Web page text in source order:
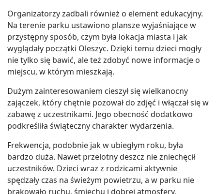
Organizatorzy zadbali również o element edukacyjny.
Na terenie parku ustawiono plansze wyjaśniające w
przystępny sposób, czym była lokacja miasta i jak
wyglądały początki Oleszyc. Dzięki temu dzieci mogły
nie tylko się bawić, ale też zdobyć nowe informacje o
miejscu, w którym mieszkają.
Dużym zainteresowaniem cieszył się wielkanocny
zajączek, który chętnie pozował do zdjęć i włączał się w
zabawę z uczestnikami. Jego obecność dodatkowo
podkreśliła świąteczny charakter wydarzenia.
Frekwencja, podobnie jak w ubiegłym roku, była
bardzo duża. Nawet przelotny deszcz nie zniechęcił
uczestników. Dzieci wraz z rodzicami aktywnie
spędzały czas na świeżym powietrzu, a w parku nie
brakowało ruchu, śmiechu i dobrej atmosfery.